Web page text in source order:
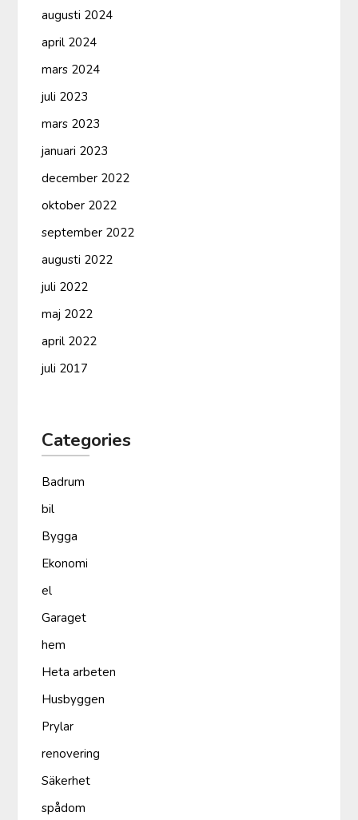
augusti 2024
april 2024
mars 2024
juli 2023
mars 2023
januari 2023
december 2022
oktober 2022
september 2022
augusti 2022
juli 2022
maj 2022
april 2022
juli 2017
Categories
Badrum
bil
Bygga
Ekonomi
el
Garaget
hem
Heta arbeten
Husbyggen
Prylar
renovering
Säkerhet
spådom